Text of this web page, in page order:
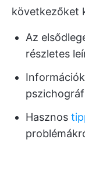
következőket
Az
részletes
Hasznos